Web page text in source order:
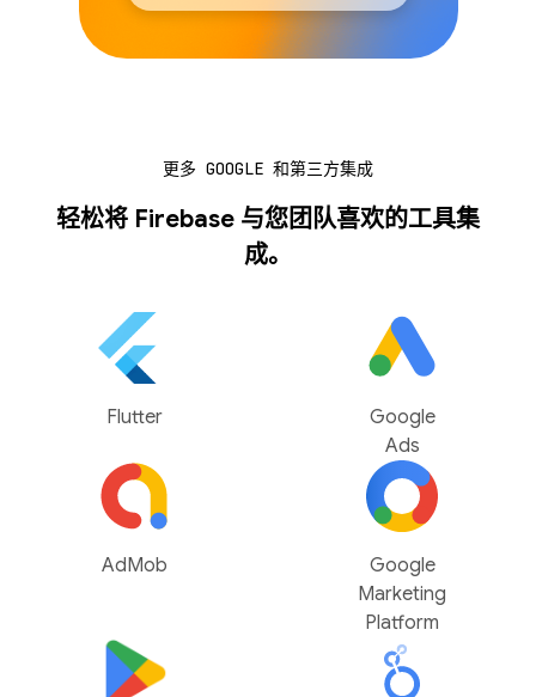
更多 GOOGLE 和第三方集成
轻松将 Firebase 与您团队喜欢的工具集
成。
Flutter
Google
Ads
AdMob
Google
Marketing
Platform